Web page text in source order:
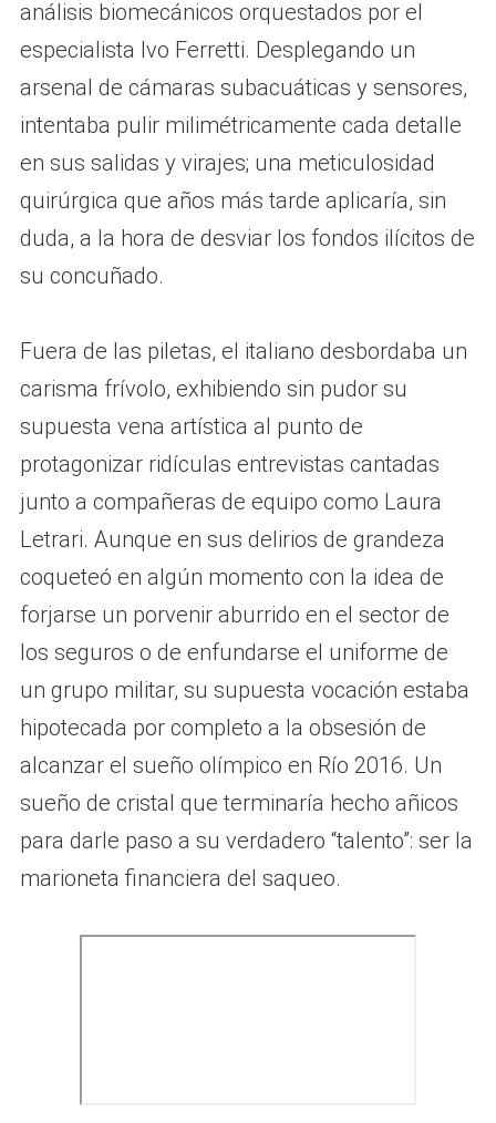
análisis biomecánicos orquestados por el
especialista Ivo Ferretti. Desplegando un
arsenal de cámaras subacuáticas y sensores,
intentaba pulir milimétricamente cada detalle
en sus salidas y virajes; una meticulosidad
quirúrgica que años más tarde aplicaría, sin
duda, a la hora de desviar los fondos ilícitos de
su concuñado.
Fuera de las piletas, el italiano desbordaba un
carisma frívolo, exhibiendo sin pudor su
supuesta vena artística al punto de
protagonizar ridículas entrevistas cantadas
junto a compañeras de equipo como Laura
Letrari. Aunque en sus delirios de grandeza
coqueteó en algún momento con la idea de
forjarse un porvenir aburrido en el sector de
los seguros o de enfundarse el uniforme de
un grupo militar, su supuesta vocación estaba
hipotecada por completo a la obsesión de
alcanzar el sueño olímpico en Río 2016. Un
sueño de cristal que terminaría hecho añicos
para darle paso a su verdadero “talento”: ser la
marioneta financiera del saqueo.